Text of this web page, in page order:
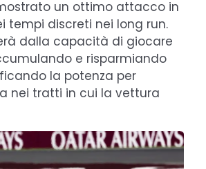
un ottimo attacco in
tempi discreti nei long run.
dalla capacità di giocare
e risparmiando
la potenza per
nei tratti in cui la vettura